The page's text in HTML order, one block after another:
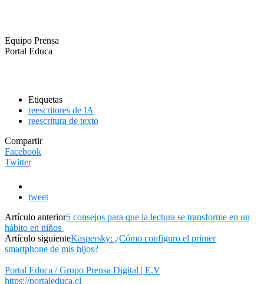
Equipo Prensa
Portal Educa
Etiquetas
reescritores de IA
reescritura de texto
Compartir
Facebook
Twitter
tweet
Artículo anterior5 consejos para que la lectura se transforme en un
hábito en niños
Artículo siguienteKaspersky: ¿Cómo configuro el primer
smartphone de mis hijos?
Portal Educa / Grupo Prensa Digital | E.V
https://portaleduca.cl